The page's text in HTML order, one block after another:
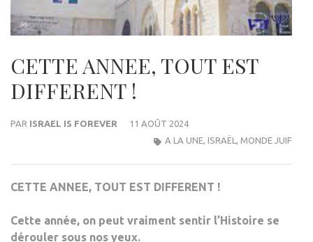
CETTE ANNEE, TOUT EST
DIFFERENT !
PAR ISRAEL IS FOREVER
11 AOÛT 2024
A LA UNE, ISRAËL , MONDE JUIF
CETTE ANNEE, TOUT EST DIFFERENT !
Cette année, on peut vraiment sentir l’Histoire se
dérouler sous nos yeux.